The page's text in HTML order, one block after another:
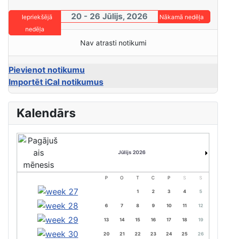
Iepriekšējā
nedēļa
20 - 26 Jūlijs, 2026 Nākamā nedēļa
Nav atrasti notikumi
Pievienot notikumu
Importēt iCal notikumus
Kalendārs
Jūlijs 2026
P O T C P S S
1 2 3 4 5
6 7 8 9 10 11 12
13 14 15 16 17 18 19
20 21 22 23 24 25 26